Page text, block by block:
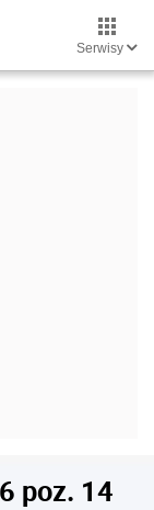
Serwisy
poz. 14